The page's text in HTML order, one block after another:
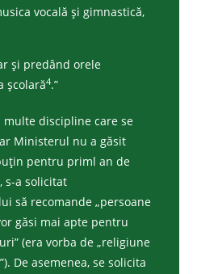
vocală şi gimnastică,
şi predând orele
şcolară4.”
discipline care se
Ministerul nu a găsit
pentru priml an de
s-a solicitat
să recomande „persoane
găsi mai apte pentru
(era vorba de „religiune
De asemenea, se solicita